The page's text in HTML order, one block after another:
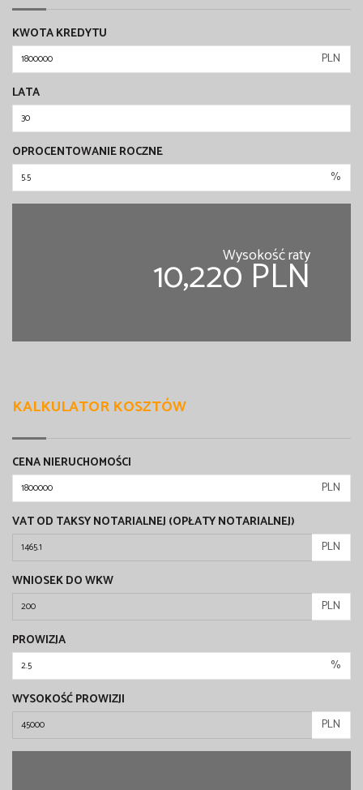
KWOTA KREDYTU
PLN
LATA
OPROCENTOWANIE ROCZNE
%
Wysokość raty
10,220 PLN
KALKULATOR KOSZTÓW
CENA NIERUCHOMOŚCI
PLN
VAT OD TAKSY NOTARIALNEJ (OPŁATY NOTARIALNEJ)
PLN
WNIOSEK DO WKW
PLN
PROWIZJA
%
WYSOKOŚĆ PROWIZJI
PLN